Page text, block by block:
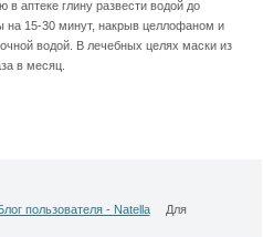
в аптеке глину развести водой до
на 15-30 минут, накрыв целлофаном и
водой. В лечебных целях маски из
в месяц.
пользователя - Natella
Для